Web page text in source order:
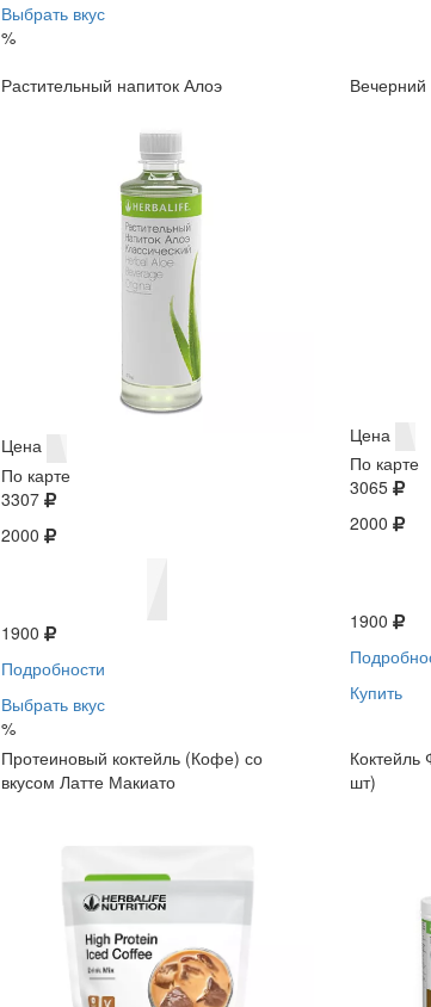
Выбрать вкус
%
Растительный напиток Алоэ
Цена
По карте
3307
2000
1900
Подробности
Выбрать вкус
%
Вечерний
Цена
По карте
3065
2000
1900
Купить
Протеиновый коктейль (Кофе) со
вкусом Латте Макиато
шт)